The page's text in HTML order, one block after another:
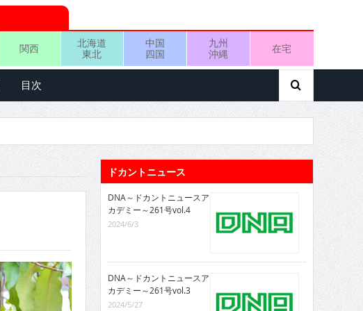
関西
北海道
東北
中国
四国
九州
沖縄
在宅
目次
ドカントニュース
DNA～ドカントニュースア
カデミー～261号vol.4
2024/6/3
DNA～ドカントニュースア
カデミー～261号vol.3
2024/5/27